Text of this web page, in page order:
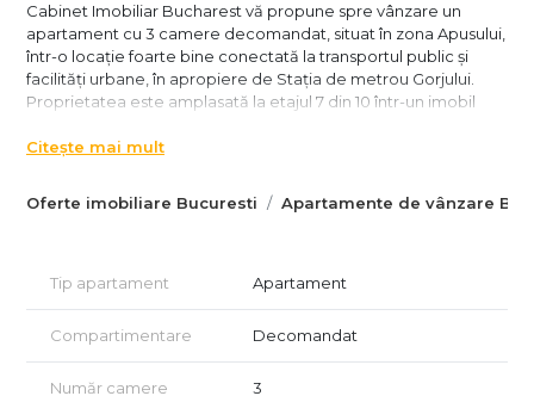
Oferte imobiliare Bucuresti Apartamente de vânzare
Cabinet Imobiliar Bucharest vă propune spre vânzare un
apartament cu 3 camere decomandat, situat în zona Apusului,
într-o locație foarte bine conectată la transportul public și
facilități urbane, în apropiere de Stația de metrou Gorjului.
Proprietatea este amplasată la etajul 7 din 10 într-un imobil
Compartimentare: semidecomandat
Structură: plăci prefabricate
Living
Dormitor
Bucătărie separată
Citește mai mult
Tip apartament Apartament
Compartimentare Decomandat
Număr camere 3